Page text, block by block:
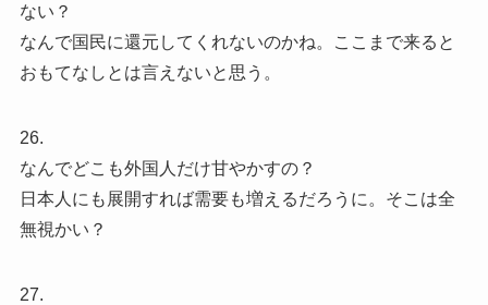
ない？
なんで国民に還元してくれないのかね。ここまで来ると
おもてなしとは言えないと思う。
26.
なんでどこも外国人だけ甘やかすの？
日本人にも展開すれば需要も増えるだろうに。そこは全
無視かい？
27.